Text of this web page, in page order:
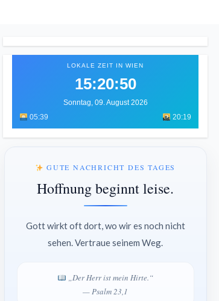
LOKALE ZEIT IN WIEN
15:20:52
Sonntag, 09. August 2026
05:39
20:19
GUTE NACHRICHT DES TAGES
Hoffnung beginnt leise.
Gott wirkt oft dort, wo wir es noch nicht
sehen. Vertraue seinem Weg.
„Der Herr ist mein Hirte.“
— Psalm 23,1